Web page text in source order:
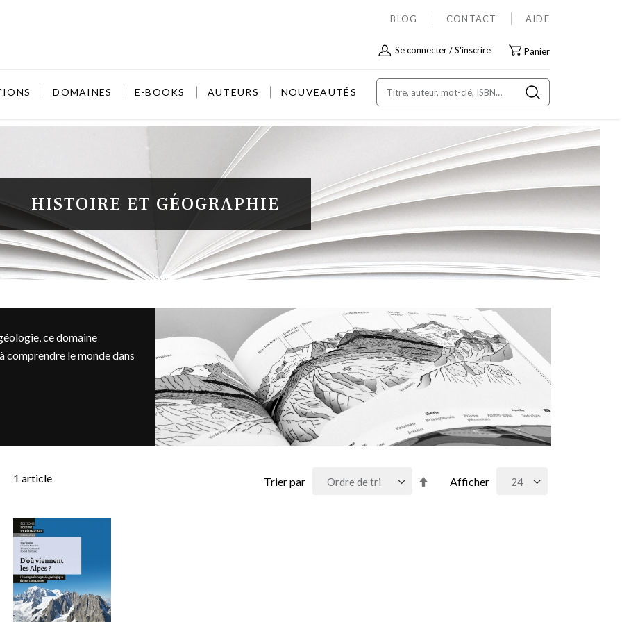
BLOG CONTACT AIDE
Allez
contenu
Se connecter S'inscrire Panier
DOMAINES E-BOOKS AUTEURS NOUVEAUTÉS
HISTOIRE ET GÉOGRAPHIE
ce domaine
comprendre le monde dans
1 article Afficher
Trier par